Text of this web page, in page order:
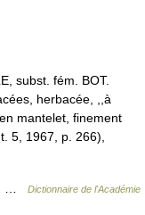
subst. fém. BOT.
herbacée, ,,à
mantelet, finement
5, 1967, p. 266),
…
Dictionnaire de l'Académie